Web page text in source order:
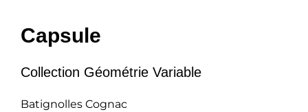
Capsule
Collection Géométrie Variable
Batignolles Cognac